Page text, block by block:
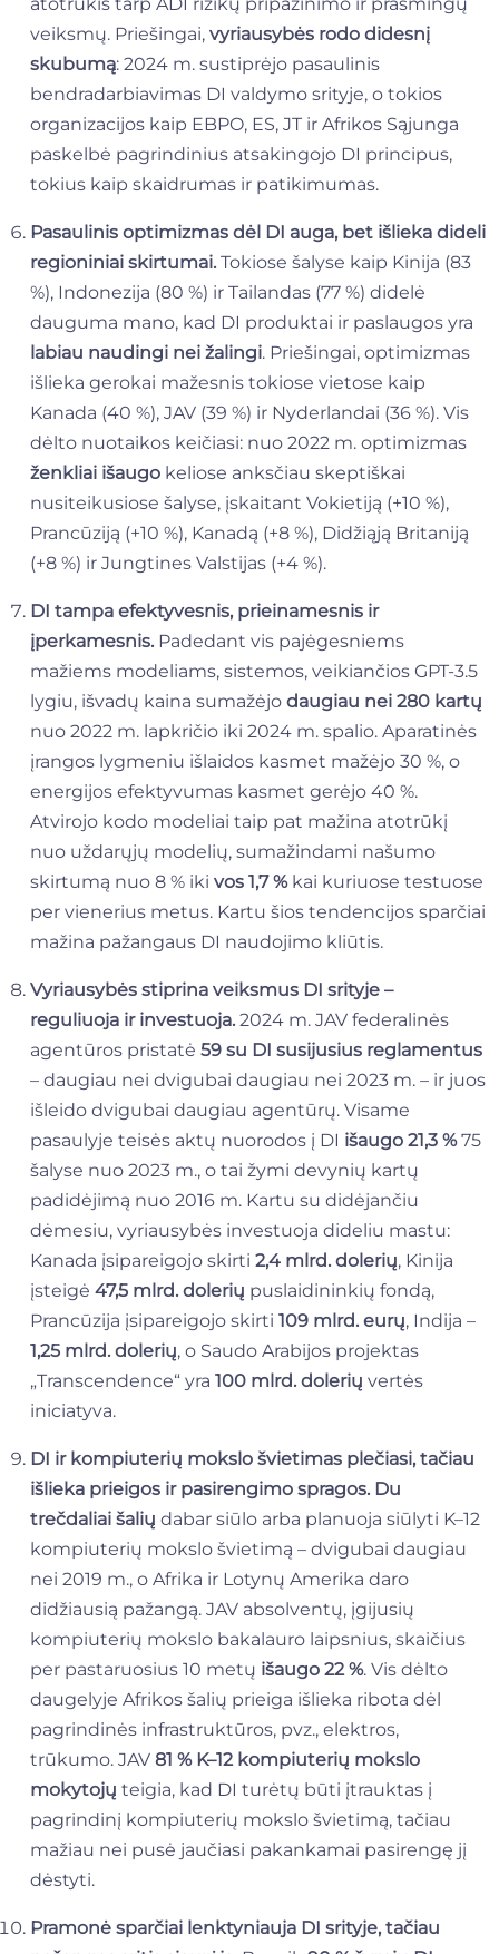
veiksmų. Priešingai, vyriausybės rodo didesnį
skubumą: 2024 m. sustiprėjo pasaulinis
bendradarbiavimas DI valdymo srityje, o tokios
organizacijos kaip EBPO, ES, JT ir Afrikos Sąjunga
paskelbė pagrindinius atsakingojo DI principus,
tokius kaip skaidrumas ir patikimumas.
Pasaulinis optimizmas dėl DI auga, bet išlieka dideli
regioniniai skirtumai. Tokiose šalyse kaip Kinija (83
%), Indonezija (80 %) ir Tailandas (77 %) didelė
dauguma mano, kad DI produktai ir paslaugos yra
labiau naudingi nei žalingi. Priešingai, optimizmas
išlieka gerokai mažesnis tokiose vietose kaip
Kanada (40 %), JAV (39 %) ir Nyderlandai (36 %). Vis
dėlto nuotaikos keičiasi: nuo 2022 m. optimizmas
ženkliai išaugo keliose anksčiau skeptiškai
nusiteikusiose šalyse, įskaitant Vokietiją (+10 %),
Prancūziją (+10 %), Kanadą (+8 %), Didžiąją Britaniją
(+8 %) ir Jungtines Valstijas (+4 %).
DI tampa efektyvesnis, prieinamesnis ir
įperkamesnis. Padedant vis pajėgesniems
mažiems modeliams, sistemos, veikiančios GPT-3.5
lygiu, išvadų kaina sumažėjo daugiau nei 280 kartų
nuo 2022 m. lapkričio iki 2024 m. spalio. Aparatinės
įrangos lygmeniu išlaidos kasmet mažėjo 30 %, o
energijos efektyvumas kasmet gerėjo 40 %.
Atvirojo kodo modeliai taip pat mažina atotrūkį
nuo uždarųjų modelių, sumažindami našumo
skirtumą nuo 8 % iki vos 1,7 %kai kuriuose testuose
per vienerius metus. Kartu šios tendencijos sparčiai
mažina pažangaus DI naudojimo kliūtis.
Vyriausybės stiprina veiksmus DI srityje –
reguliuoja ir investuoja. 2024 m. JAV federalinės
agentūros pristatė 59 su DI susijusius reglamentus
– daugiau nei dvigubai daugiau nei 2023 m. – ir juos
išleido dvigubai daugiau agentūrų. Visame
pasaulyje teisės aktų nuorodos į DI išaugo 21,3 %75
šalyse nuo 2023 m., o tai žymi devynių kartų
padidėjimą nuo 2016 m. Kartu su didėjančiu
dėmesiu, vyriausybės investuoja dideliu mastu:
Kanada įsipareigojo skirti 2,4 mlrd. dolerių, Kinija
įsteigė 47,5 mlrd. dolerių puslaidininkių fondą,
Prancūzija įsipareigojo skirti 109 mlrd. eurų, Indija –
1,25 mlrd. dolerių, o Saudo Arabijos projektas
„Transcendence“ yra 100 mlrd. dolerių vertės
iniciatyva.
DI ir kompiuterių mokslo švietimas plečiasi, tačiau
išlieka prieigos ir pasirengimo spragos. Du
trečdaliai šalių dabar siūlo arba planuoja siūlyti K–12
kompiuterių mokslo švietimą – dvigubai daugiau
nei 2019 m., o Afrika ir Lotynų Amerika daro
didžiausią pažangą. JAV absolventų, įgijusių
kompiuterių mokslo bakalauro laipsnius, skaičius
per pastaruosius 10 metų išaugo 22 %. Vis dėlto
daugelyje Afrikos šalių prieiga išlieka ribota dėl
pagrindinės infrastruktūros, pvz., elektros,
trūkumo. JAV 81 % K–12 kompiuterių mokslo
mokytojų teigia, kad DI turėtų būti įtrauktas į
pagrindinį kompiuterių mokslo švietimą, tačiau
mažiau nei pusė jaučiasi pakankamai pasirengę jį
dėstyti.
Pramonė sparčiai lenktyniauja DI srityje, tačiau